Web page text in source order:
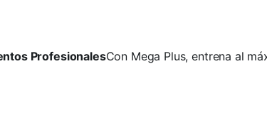
ProfesionalesCon Mega Plus, entrena al